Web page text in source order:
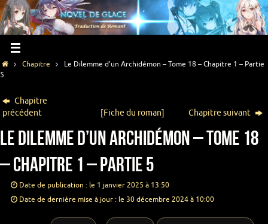
Chapitre
Le Dilemme d’un Archidémon – Tome 18 – Chapitre 1 – Partie
5
Chapitre
précédent
[Fiche du roman] Chapitre suivant
Le Dilemme d’un Archidémon – Tome 18
– Chapitre 1 – Partie 5
Date de publication : le 1 janvier 2025 à 13:50
Date de dernière mise à jour : le 30 décembre 2024 à 10:00